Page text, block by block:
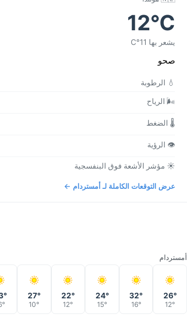
12°C
يشعر بها 11°C
صحو
💧 الرطوبة
🌬️ الرياح
🌡️ الضغط
👁️ الرؤية
☀️ مؤشر الأشعة فوق البنفسجية
عرض التوقعات الكاملة لـ أمستردام ←
أمستردام
26°
12°
32°
16°
24°
15°
22°
12°
27°
10°